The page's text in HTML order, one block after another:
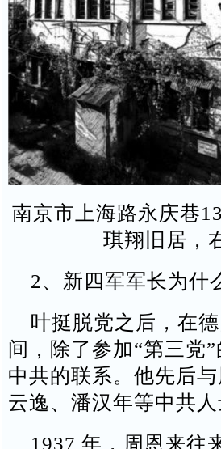
南京市上海路永庆巷
琪翔旧居，
2、新四军军长为什
叶挺脱党之后，在
间，除了参加“第三党
中共的联系。他先后
云逸、潘汉年等中共人
1937 年，周恩来往